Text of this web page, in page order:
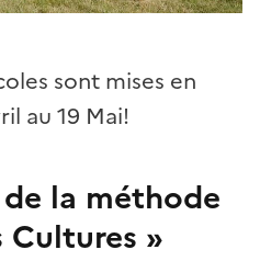
sont mises en
au 19 Mai!
la méthode
Cultures »